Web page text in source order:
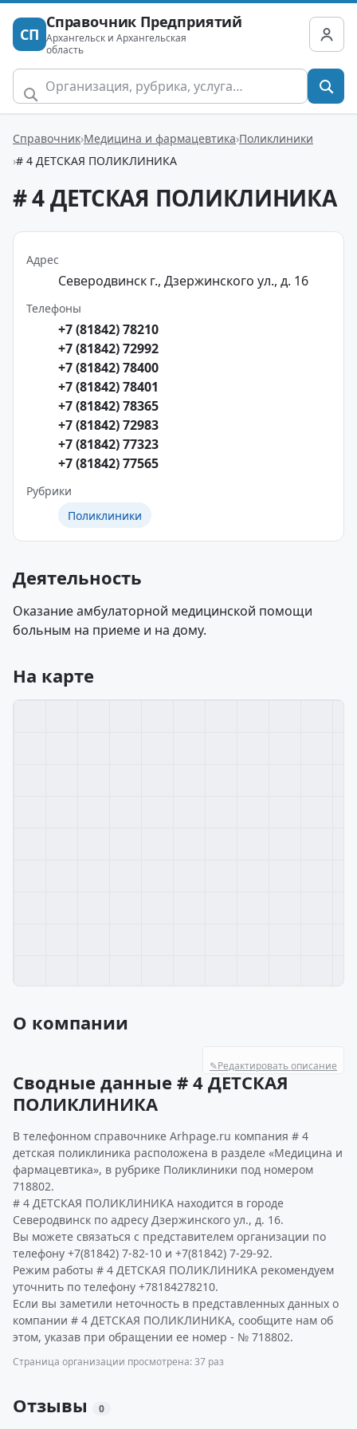
СП
Справочник Предприятий
Архангельск и Архангельская
область
Справочник Медицина и фармацевтика Поликлиники
# 4 ДЕТСКАЯ ПОЛИКЛИНИКА
# 4 ДЕТСКАЯ ПОЛИКЛИНИКА
Адрес
Северодвинск г., Дзержинского ул., д. 16
Телефоны
+7 (81842) 78210
+7 (81842) 72992
+7 (81842) 78400
+7 (81842) 78401
+7 (81842) 78365
+7 (81842) 72983
+7 (81842) 77323
+7 (81842) 77565
Рубрики
Поликлиники
Деятельность
Оказание амбулаторной медицинской помощи
больным на приеме и на дому.
На карте
О компании
✎Редактировать описание
Сводные данные # 4 ДЕТСКАЯ
ПОЛИКЛИНИКА
В телефонном справочнике Arhpage.ru компания # 4
детская поликлиника расположена в разделе «Медицина и
фармацевтика», в рубрике Поликлиники под номером
718802.
# 4 ДЕТСКАЯ ПОЛИКЛИНИКА находится в городе
Северодвинск по адресу Дзержинского ул., д. 16.
Вы можете связаться с представителем организации по
телефону +7(81842) 7-82-10 и +7(81842) 7-29-92.
Режим работы # 4 ДЕТСКАЯ ПОЛИКЛИНИКА рекомендуем
уточнить по телефону +78184278210.
Если вы заметили неточность в представленных данных о
компании # 4 ДЕТСКАЯ ПОЛИКЛИНИКА, сообщите нам об
этом, указав при обращении ее номер - № 718802.
Страница организации просмотрена: 37 раз
Отзывы 0